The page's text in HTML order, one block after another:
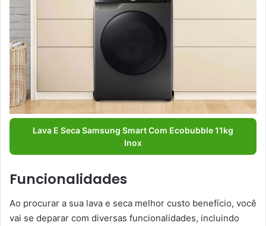
Lava E Seca Samsung Smart Com Ecobubble 11kg
Inox
Funcionalidades
Ao procurar a sua lava e seca melhor custo benefício, você
vai se deparar com diversas funcionalidades, incluindo